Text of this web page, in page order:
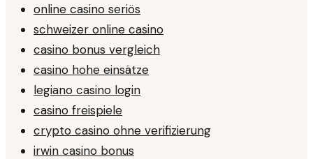
online casino seriös
schweizer online casino
casino bonus vergleich
casino hohe einsätze
legiano casino login
casino freispiele
crypto casino ohne verifizierung
irwin casino bonus